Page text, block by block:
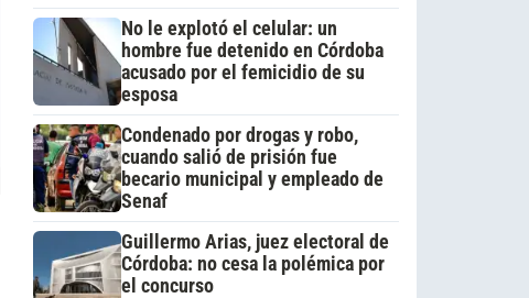
No le explotó el celular: un
hombre fue detenido en Córdoba
acusado por el femicidio de su
esposa
Condenado por drogas y robo,
cuando salió de prisión fue
becario municipal y empleado de
Senaf
Guillermo Arias, juez electoral de
Córdoba: no cesa la polémica por
el concurso